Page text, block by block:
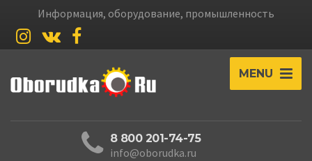
Информация, оборудование, промышленность
MENU
8 800 201-74-75
info@oborudka.ru